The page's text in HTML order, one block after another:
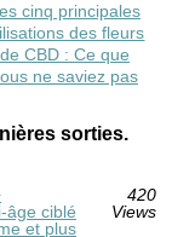
cinq principales
des fleurs
de CBD : Ce que
ne saviez pas
sorties.
ciblé
et plus
420
Views